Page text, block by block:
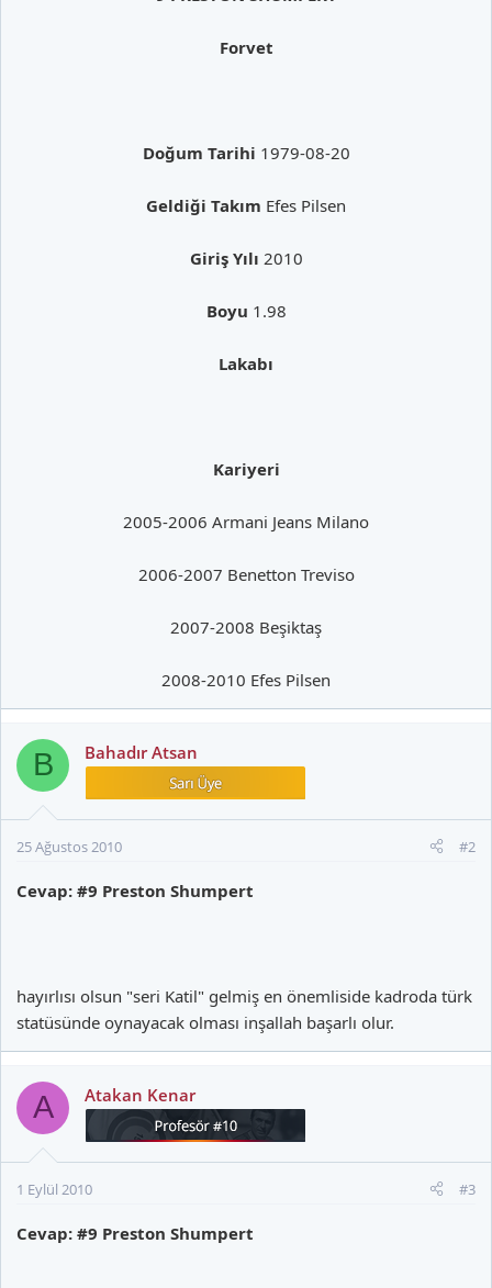
Forvet
Doğum Tarihi 1979-08-20
Geldiği Takım Efes Pilsen
Giriş Yılı 2010
Boyu 1.98
Lakabı
Kariyeri
2005-2006 Armani Jeans Milano
2006-2007 Benetton Treviso
2007-2008 Beşiktaş
2008-2010 Efes Pilsen​
B Bahadır Atsan
25 Ağustos 2010 #2
Cevap: #9 Preston Shumpert
hayırlısı olsun "seri Katil" gelmiş en önemliside kadroda türk
statüsünde oynayacak olması inşallah başarlı olur.
A Atakan Kenar
1 Eylül 2010 #3
Cevap: #9 Preston Shumpert